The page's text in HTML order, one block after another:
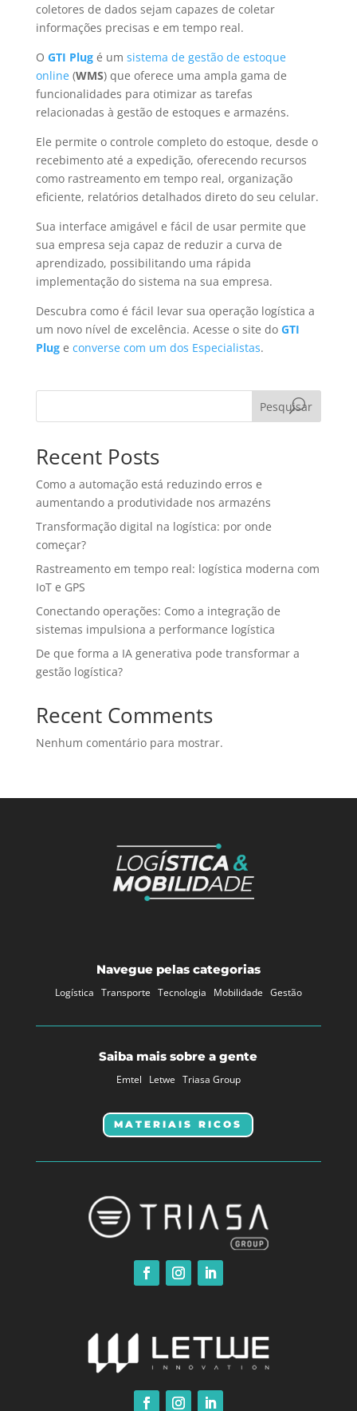
coletores de dados sejam capazes de coletar
informações precisas e em tempo real.
O GTI Plugé um sistema de gestão de estoque
online(WMS) que oferece uma ampla gama de
funcionalidades para otimizar as tarefas
relacionadas à gestão de estoques e armazéns.
Ele permite o controle completo do estoque, desde o
recebimento até a expedição, oferecendo recursos
como rastreamento em tempo real, organização
eficiente, relatórios detalhados direto do seu celular.
Sua interface amigável e fácil de usar permite que
sua empresa seja capaz de reduzir a curva de
aprendizado, possibilitando uma rápida
implementação do sistema na sua empresa.
Descubra como é fácil levar sua operação logística a
um novo nível de excelência. Acesse o site do GTI
Pluge converse com um dos Especialistas.
Pesquisar
Recent Posts
Como a automação está reduzindo erros e
aumentando a produtividade nos armazéns
Transformação digital na logística: por onde
começar?
Rastreamento em tempo real: logística moderna com
IoT e GPS
Conectando operações: Como a integração de
sistemas impulsiona a performance logística
De que forma a IA generativa pode transformar a
gestão logística?
Recent Comments
Nenhum comentário para mostrar.
Navegue pelas categorias
Logística Transporte Tecnologia Mobilidade Gestão
Saiba mais sobre a gente
Emtel Letwe Triasa Group
MATERIAIS RICOS